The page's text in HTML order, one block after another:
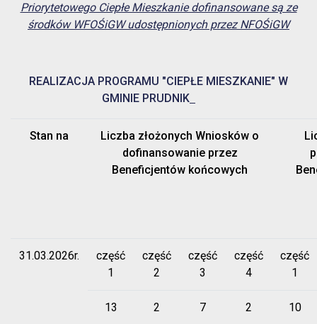
Priorytetowego Ciepłe Mieszkanie dofinansowane są ze
środków WFOŚiGW udostępnionych przez NFOŚiGW
REALIZACJA PROGRAMU "CIEPŁE MIESZKANIE" W
GMINIE PRUDNIK
Stan na
Liczba złożonych Wniosków o
dofinansowanie przez
Beneficjentów końcowych
31.03.2026r.
część
1
część
2
część
3
część
4
część
1
13 2 7 2 10